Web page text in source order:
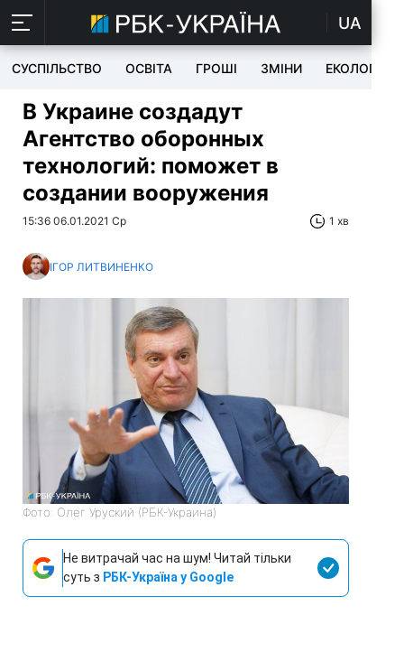
UA
СУСПІЛЬСТВО ОСВІТА ГРОШІ ЗМІНИ ЕКОЛОГІЯ
В Украине создадут
Агентство оборонных
технологий: поможет в
создании вооружения
15:36 06.01.2021 Ср 1 хв
ІГОР ЛИТВИНЕНКО
Фото: Олег Уруский (РБК-Украина)
Не витрачай час на шум! Читай тільки
суть з РБК-Україна у Google